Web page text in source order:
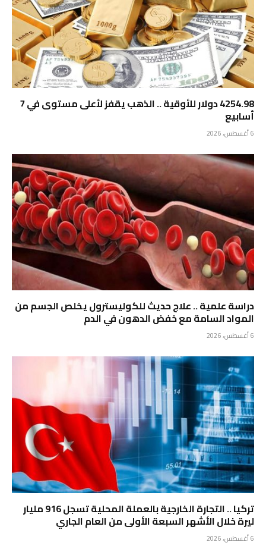
4254.98 دولار للأوقية .. الذهب يقفز لأعلى مستوى في 7
أسابيع
6 أغسطس، 2026
دراسة علمية .. علاج حديث للكوليسترول يخلص الجسم من
المواد السامة مع خفض الدهون في الدم
6 أغسطس، 2026
تركيا .. التجارة الخارجية بالعملة المحلية تسجل 916 مليار
ليرة خلال الأشهر السبعة الأولى من العام الجاري
6 أغسطس، 2026